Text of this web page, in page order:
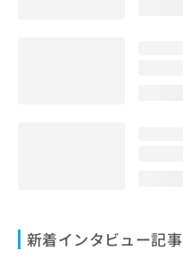
新着インタビュー記事